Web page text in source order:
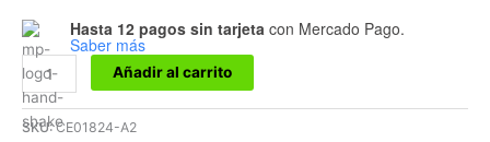
Hasta 12 pagos sin tarjeta con Mercado Pago.
Saber más
Añadir al carrito
SKU:CE01824-A2